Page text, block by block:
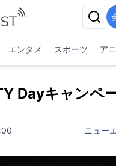
エンタメ スポーツ ア
Dayキャンペ
ニュー